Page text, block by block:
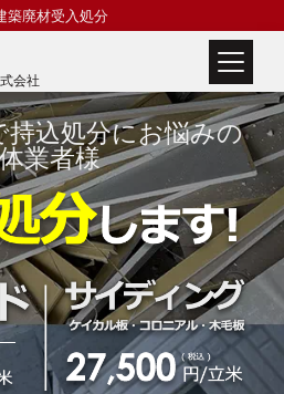
築廃材受入処分
会社
込処分にお悩みの
業者様